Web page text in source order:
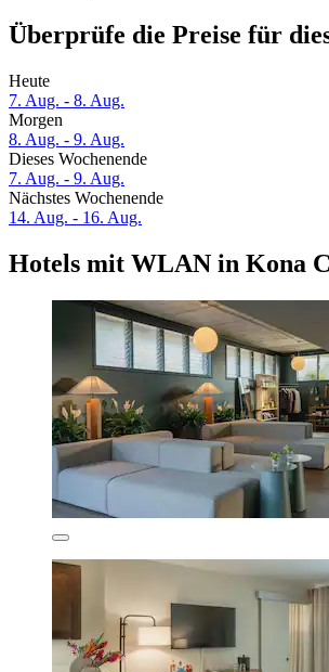
Überprüfe die Preise für
Heute
7. Aug. - 8. Aug.
Morgen
8. Aug. - 9. Aug.
Dieses Wochenende
7. Aug. - 9. Aug.
Nächstes Wochenende
14. Aug. - 16. Aug.
Hotels mit WLAN in Kona